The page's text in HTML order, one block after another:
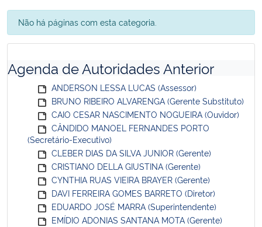
Não há páginas com esta categoria.
Agenda de Autoridades Anterior
ANDERSON LESSA LUCAS (Assessor)
BRUNO RIBEIRO ALVARENGA (Gerente Substituto)
CAIO CESAR NASCIMENTO NOGUEIRA (Ouvidor)
CÂNDIDO MANOEL FERNANDES PORTO
(Secretário-Executivo)
CLEBER DIAS DA SILVA JUNIOR (Gerente)
CRISTIANO DELLA GIUSTINA (Gerente)
CYNTHIA RUAS VIEIRA BRAYER (Gerente)
DAVI FERREIRA GOMES BARRETO (Diretor)
EDUARDO JOSÉ MARRA (Superintendente)
EMÍDIO ADONIAS SANTANA MOTA (Gerente)